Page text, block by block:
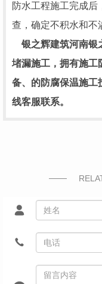
防水工程施工完成后
查，确定不积水和不
银之辉建筑河南银
堵漏施工，拥有施工
备、的防腐保温施工
线客服联系。